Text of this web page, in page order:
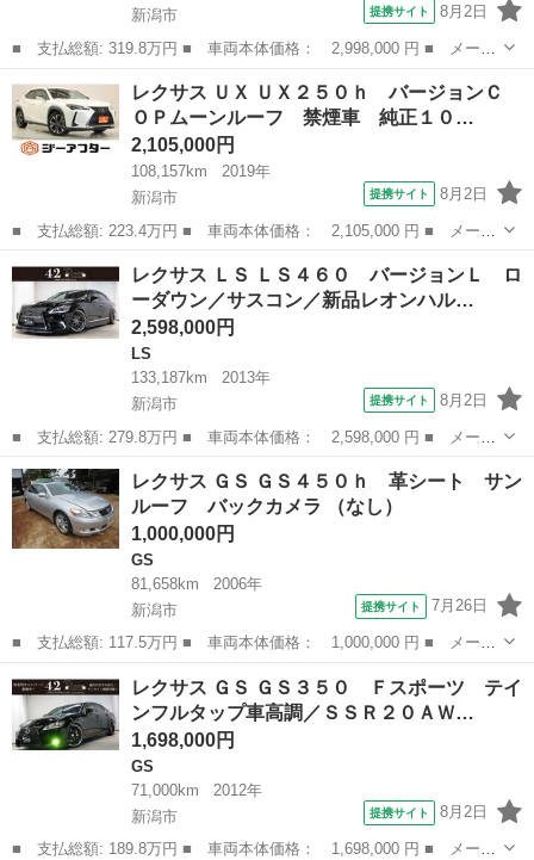
新潟市
提携サイト 8月2日
■ 支払総額: 319.8万円 ■ 車両本体価格： 2,998,000 円 ■ メーカ
ー名： レクサス ■ 車種名： ＬＳ ■ グレード名： ＬＳ４６
０ Ｆスポーツ ローダウン／サスコン／クレンツェ２１ＡＷ／エイ
ムゲインエ...
新潟 新潟市 LS
レクサス ＵＸ ＵＸ２５０ｈ バージョンＣ
ＯＰムーンルーフ 禁煙車 純正１０…
2,105,000円
108,157km
2019年
新潟市
提携サイト 8月2日
■ 支払総額: 223.4万円 ■ 車両本体価格： 2,105,000 円 ■ メーカ
ー名： レクサス ■ 車種名： ＵＸ ■ グレード名： ＵＸ２５０
ｈ バージョンＣ ＯＰムーンルーフ 禁煙車 純正１０．３インチ
ナビ バ...
新潟 新潟市 レクサス
レクサス ＬＳ ＬＳ４６０ バージョンＬ ロ
ーダウン／サスコン／新品レオンハル…
2,598,000円
LS
133,187km
2013年
新潟市
提携サイト 8月2日
■ 支払総額: 279.8万円 ■ 車両本体価格： 2,598,000 円 ■ メーカ
ー名： レクサス ■ 車種名： ＬＳ ■ グレード名： ＬＳ４６
０ バージョンＬ ローダウン／サスコン／新品レオンハルト２０Ａ
Ｗ／Ｆモデ...
新潟 新潟市 LS
レクサス ＧＳ ＧＳ４５０ｈ 革シート サン
ルーフ バックカメラ （なし）
1,000,000円
GS
81,658km
2006年
新潟市
提携サイト 7月26日
■ 支払総額: 117.5万円 ■ 車両本体価格： 1,000,000 円 ■ メーカ
ー名： レクサス ■ 車種名： ＧＳ ■ グレード名： ＧＳ４５０
ｈ 革シート サンルーフ バックカメラ ■ 排気量： 3500cc ■...
新潟 新潟市 GS
レクサス ＧＳ ＧＳ３５０ Ｆスポーツ テイ
ンフルタップ車高調／ＳＳＲ２０ＡＷ…
1,698,000円
GS
71,000km
2012年
新潟市
提携サイト 8月2日
■ 支払総額: 189.8万円 ■ 車両本体価格： 1,698,000 円 ■ メーカ